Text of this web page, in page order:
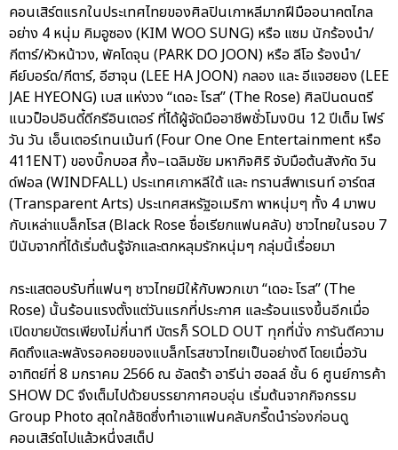
คอนเสิร์ตแรกในประเทศไทยของศิลปินเกาหลีมากฝีมืออนาคตไกล
อย่าง 4 หนุ่ม คิมอูซอง (KIM WOO SUNG) หรือ แซม นักร้องนำ/
กีตาร์/หัวหน้าวง, พัคโดจุน (PARK DO JOON) หรือ ลีโอ ร้องนำ/
คีย์บอร์ด/กีตาร์, อีฮาจุน (LEE HA JOON) กลอง และ อีแจฮยอง (LEE
JAE HYEONG) เบส แห่งวง “เดอะ โรส” (The Rose) ศิลปินดนตรี
แนวป็อปอินดี้ดีกรีอินเตอร์ ที่ได้ผู้จัดมืออาชีพชั่วโมงบิน 12 ปีเต็ม โฟร์
วัน วัน เอ็นเตอร์เทนเม้นท์ (Four One One Entertainment หรือ
411ENT) ของบิ๊กบอส กึ้ง–เฉลิมชัย มหากิจศิริ จับมือต้นสังกัด วิน
ด์ฟอล (WINDFALL) ประเทศเกาหลีใต้ และ ทรานส์พาเรนท์ อาร์ตส
(Transparent Arts) ประเทศสหรัฐอเมริกา พาหนุ่มๆ ทั้ง 4 มาพบ
กับเหล่าแบล็กโรส (Black Rose ชื่อเรียกแฟนคลับ) ชาวไทยในรอบ 7
ปีนับจากที่ได้เริ่มต้นรู้จักและตกหลุมรักหนุ่มๆ กลุ่มนี้เรื่อยมา
กระแสตอบรับที่แฟนๆ ชาวไทยมีให้กับพวกเขา “เดอะ โรส” (The
Rose) นั้นร้อนแรงตั้งแต่วันแรกที่ประกาศ และร้อนแรงขึ้นอีกเมื่อ
เปิดขายบัตรเพียงไม่กี่นาที บัตรก็ SOLD OUT ทุกที่นั่ง การันตีความ
คิดถึงและพลังรอคอยของแบล็กโรสชาวไทยเป็นอย่างดี โดยเมื่อวัน
อาทิตย์ที่ 8 มกราคม 2566 ณ อัลตร้า อารีน่า ฮอลล์ ชั้น 6 ศูนย์การค้า
SHOW DC จึงเต็มไปด้วยบรรยากาศอบอุ่น เริ่มต้นจากกิจกรรม
Group Photo สุดใกล้ชิดซึ่งทำเอาแฟนคลับกรี๊ดนำร่องก่อนดู
คอนเสิร์ตไปแล้วหนึ่งสเต็ป